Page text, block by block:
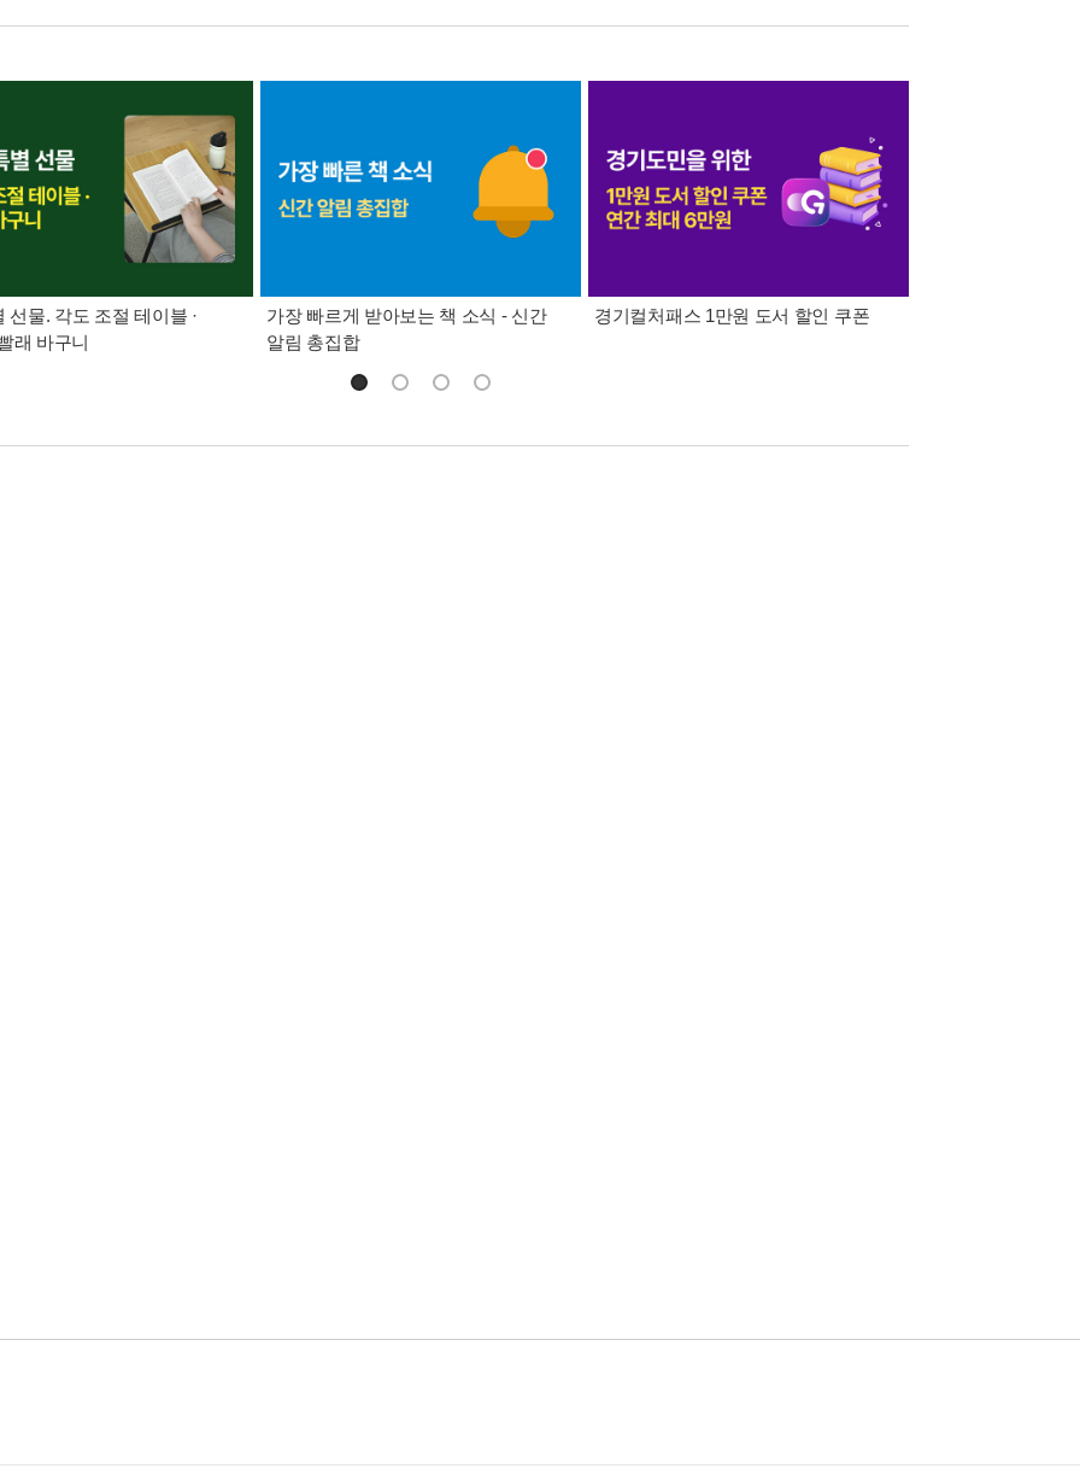
선물. 각도 조절 테이블 ·
래 바구니
가장 빠르게 받아보는 책 소식 - 신간
알림 총집합
경기컬처패스 1만원 도서 할인 쿠폰